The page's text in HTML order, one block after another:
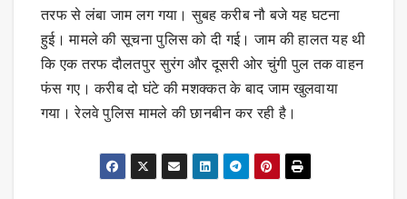
तरफ से लंबा जाम लग गया। सुबह करीब नौ बजे यह घटना
हुई। मामले की सूचना पुलिस को दी गई। जाम की हालत यह थी
कि एक तरफ दौलतपुर सुरंग और दूसरी ओर चुंगी पुल तक वाहन
फंस गए। करीब दो घंटे की मशक्कत के बाद जाम खुलवाया
गया। रेलवे पुलिस मामले की छानबीन कर रही है।